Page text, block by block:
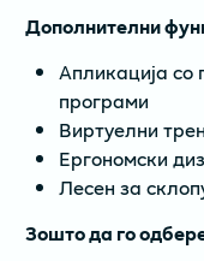
Дополнителни
Апликација со
програми
Виртуелни
Ергономски
Лесен за
Зошто да го